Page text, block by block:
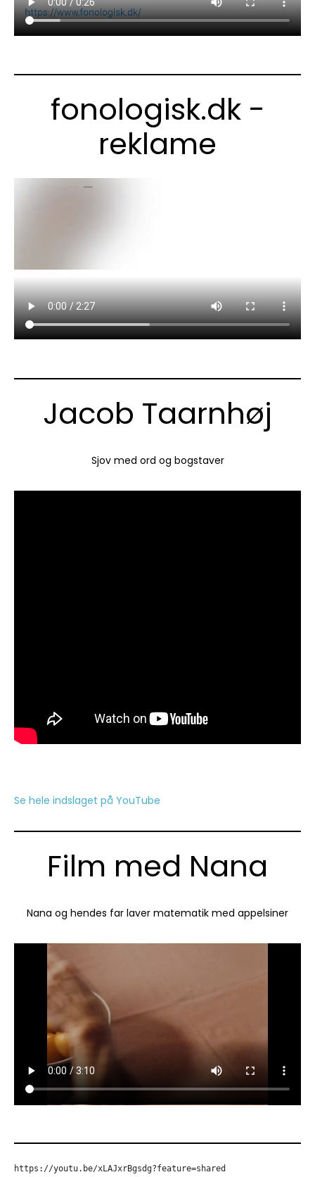
fonologisk.dk -
reklame
Jacob Taarnhøj
Sjov med ord og bogstaver
Se hele indslaget på YouTube
Film med Nana
Nana og hendes far laver matematik med appelsiner